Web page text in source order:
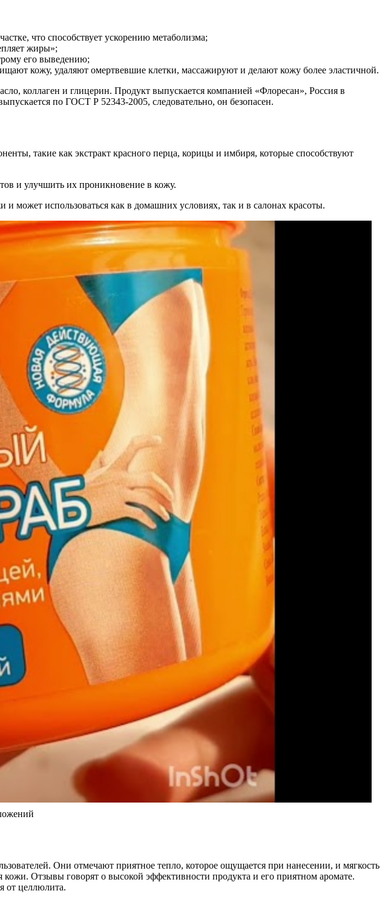
что способствует ускорению метаболизма;
жиры»;
его выведению;
кожу, удаляют омертвевшие клетки, массажируют и делают кожу более эластичной.
коллаген и глицерин. Продукт выпускается компанией «Флоресан», Россия в
по ГОСТ Р 52343-2005, следовательно, он безопасен.
такие как экстракт красного перца, корицы и имбиря, которые способствуют
и улучшить их проникновение в кожу.
может использоваться как в домашних условиях, так и в салонах красоты.
Они отмечают приятное тепло, которое ощущается при нанесении, и мягкость
Отзывы говорят о высокой эффективности продукта и его приятном аромате.
от целлюлита.